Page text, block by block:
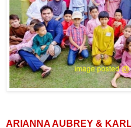
ARIANNA AUBREY &